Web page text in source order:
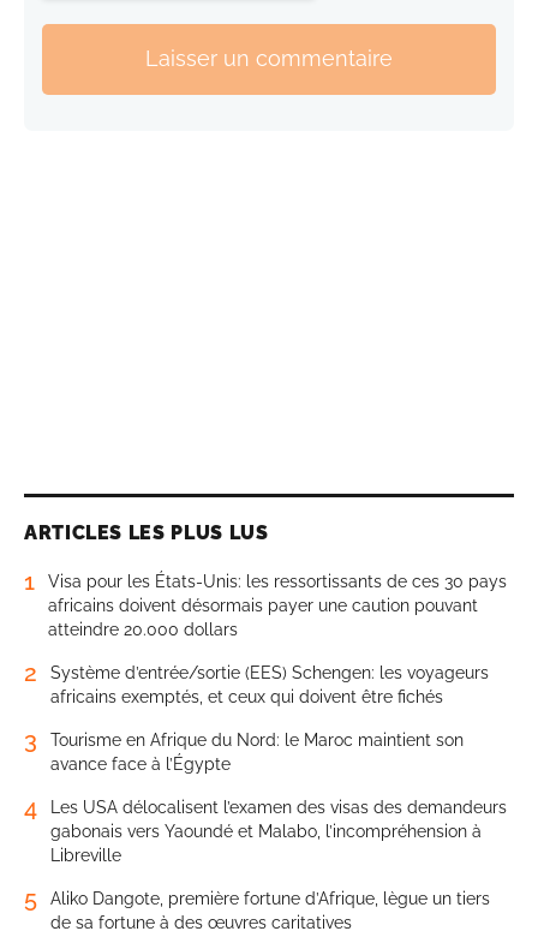
Laisser un commentaire
ARTICLES LES PLUS LUS
1
Visa pour les États-Unis: les ressortissants de ces 30 pays
africains doivent désormais payer une caution pouvant
atteindre 20.000 dollars
2
Système d’entrée/sortie (EES) Schengen: les voyageurs
africains exemptés, et ceux qui doivent être fichés
3
Tourisme en Afrique du Nord: le Maroc maintient son
avance face à l’Égypte
4
Les USA délocalisent l’examen des visas des demandeurs
gabonais vers Yaoundé et Malabo, l’incompréhension à
Libreville
5
Aliko Dangote, première fortune d’Afrique, lègue un tiers
de sa fortune à des œuvres caritatives